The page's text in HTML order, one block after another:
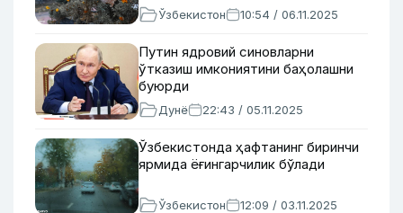
Ўзбекистон 10:54 / 06.11.2025
Путин ядровий синовларни
ўтказиш имкониятини баҳолашни
буюрди
Дунё 22:43 / 05.11.2025
Ўзбекистонда ҳафтанинг биринчи
ярмида ёғингарчилик бўлади
Ўзбекистон 12:09 / 03.11.2025